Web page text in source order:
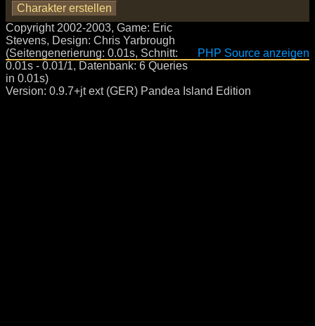
Copyright 2002-2003, Game: Eric
Stevens, Design: Chris Yarbrough
(Seitengenerierung: 0.01s, Schnitt:
0.01s - 0.01/1, Datenbank: 6 Queries
in 0.01s)
PHP Source anzeigen
Version: 0.9.7+jt ext (GER) Pandea Island Edition